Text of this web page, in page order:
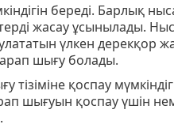
береді. Барлық
жасау ұсынылады.
үлкен дерекқор
шығу болады.
қоспау
шығуын қоспау үшін